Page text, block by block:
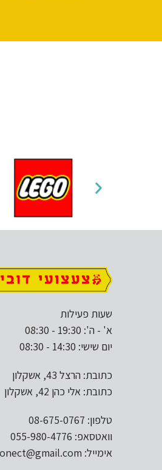
שעות פעילות
א' - ה': 19:30 - 08:30
יום שישי: 14:30 - 08:30
כתובת: הרצל 43, אשקלון
כתובת: אלי כהן 42, אשקלון
טלפון: 08-675-0767
וואטסאפ: 055-980-4776
אימייל: dubitoys.conect@gmail.com